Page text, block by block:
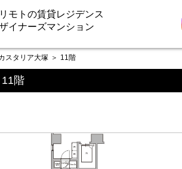
モトの賃貸レジデンス
イナーズマンション
スタリア大塚 ＞ 11階
階